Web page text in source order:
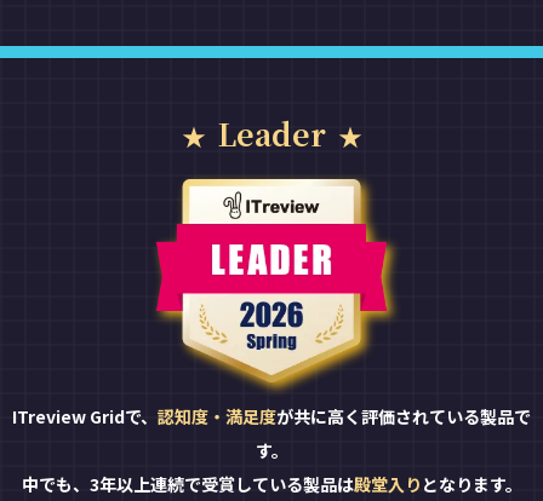
Leader
ITreview Gridで、 認知度・満足度が共に高く評価されている製品で
す。
中でも、3年以上連続で受賞している製品は殿堂入り となります。